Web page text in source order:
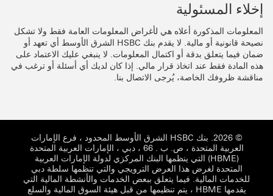
إخلاء المسئولية
المعلومات المذكورة أعلاه هي لأغراض المعلومات العامة فقط ولا تشكل
نصيحة قانونية أو مالية. لا يقدم بنك HSBC الشرق الأوسط أي تعهد أو
ضمان فيما يتعلق بدقة أو اكتمال المعلومات. لا ينبغي عليك الاعتماد على
هذه المادة فقط عند اتخاذ قرار مالي. إذا كان لديك أي أسئلة أو ترغب في
مناقشة ظروفك الخاصة، يُرجى الاتصال بنا.
© 2026. بنك HSBC الشرق الأوسط المحدود ، فرع الإمارات
العربية المتحدة ، ص. ب . 66 ، دبي ، الإمارات العربية المتحدة
(HBME) التي ينظمها البنك المركزي لدولة الإمارات العربية
المتحدة لغرض هذا العرض الترويجي والتي تنظمها سلطة دبي
للخدمات المالية. فيما يتعلق ببعض الخدمات والأنشطة المالية التي
يقدمها HBME ، يتم تنظيمها من قبل هيئة السوق المالية والسلع